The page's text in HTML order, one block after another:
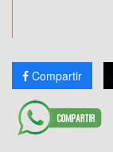
Compartir